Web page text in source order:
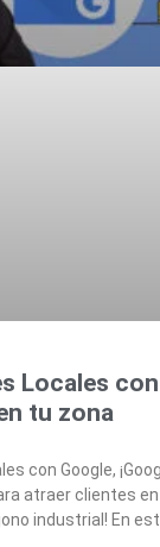
Locales
tu zona
con Google,
atraer clientes
industrial! En